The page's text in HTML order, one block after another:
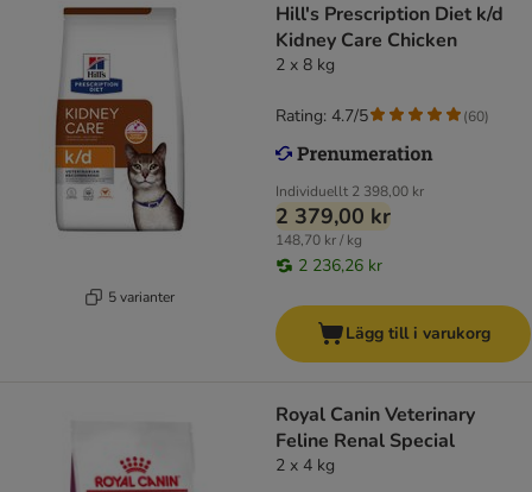
5 varianter
Hill's Prescription Diet k/d
Kidney Care Chicken
2 x 8 kg
Individuellt 2 398,00 kr
2 379,00 kr
148,70 kr / kg
2 236,26 kr
Rating: 4.7/5 (60)
Lägg till i varukorg
Royal Canin Veterinary
Feline Renal Special
2 x 4 kg